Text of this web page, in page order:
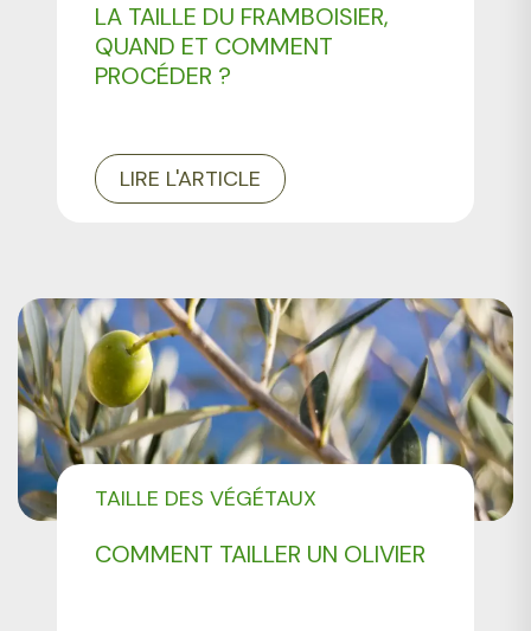
LA TAILLE DU FRAMBOISIER,
QUAND ET COMMENT
PROCÉDER ?
LIRE L'ARTICLE
COMMENT TAILLER UN OLIVIER
TAILLE DES VÉGÉTAUX